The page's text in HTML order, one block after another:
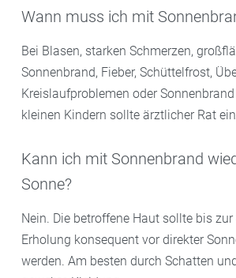
Wann muss ich mit
Bei Blasen, starken Schmerzen,
Sonnenbrand, Fieber, Schüttelfrost,
Kreislaufproblemen oder
kleinen Kindern sollte ärztlicher Rat
Kann ich mit Sonnenbrand
Sonne?
Nein. Die betroffene Haut sollte bis
Erholung konsequent vor direkter
werden. Am besten durch Schatten